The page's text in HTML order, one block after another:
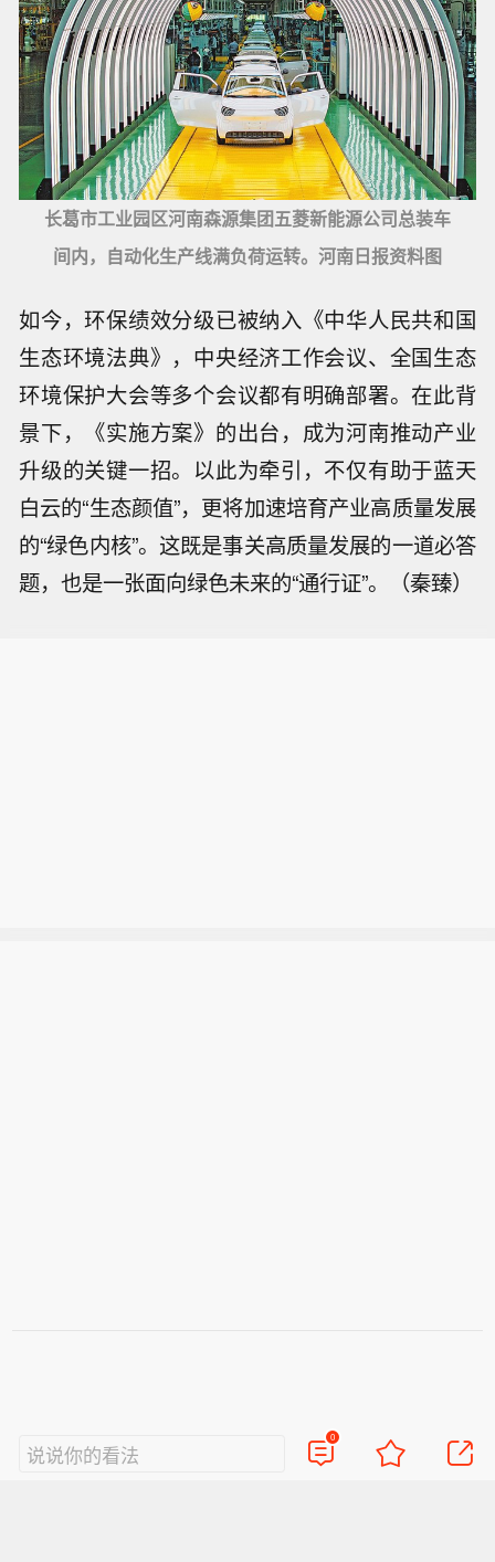
长葛市工业园区河南森源集团五菱新能源公司总装车
间内，自动化生产线满负荷运转。河南日报资料图
如今，环保绩效分级已被纳入《中华人民共和国
生态环境法典》，中央经济工作会议、全国生态
环境保护大会等多个会议都有明确部署。在此背
景下，《实施方案》的出台，成为河南推动产业
升级的关键一招。以此为牵引，不仅有助于蓝天
白云的“生态颜值”，更将加速培育产业高质量发展
的“绿色内核”。这既是事关高质量发展的一道必答
题，也是一张面向绿色未来的“通行证”。（秦臻）
视频 直播 看点
政务
说说你的看法
0